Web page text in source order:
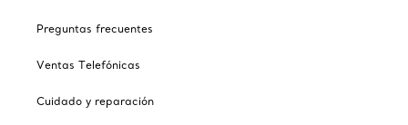
Preguntas frecuentes
Ventas Telefónicas
Cuidado y reparación